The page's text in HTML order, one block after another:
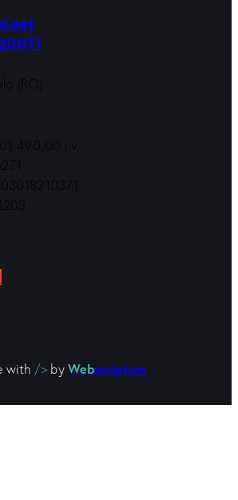
(BO)
i.v.
with /> by Webscriptum